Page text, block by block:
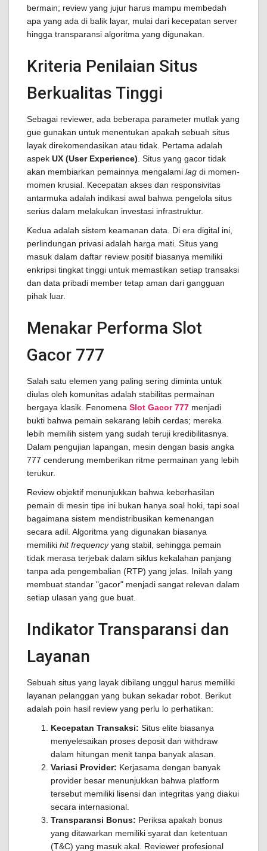
bermain; review yang jujur harus mampu membedah
apa yang ada di balik layar, mulai dari kecepatan server
hingga transparansi algoritma yang digunakan.
Kriteria Penilaian Situs
Berkualitas Tinggi
Sebagai reviewer, ada beberapa parameter mutlak yang
gue gunakan untuk menentukan apakah sebuah situs
layak direkomendasikan atau tidak. Pertama adalah
aspek UX (User Experience) . Situs yang gacor tidak
akan membiarkan pemainnya mengalami lag di momen-
momen krusial. Kecepatan akses dan responsivitas
antarmuka adalah indikasi awal bahwa pengelola situs
serius dalam melakukan investasi infrastruktur.
Kedua adalah sistem keamanan data. Di era digital ini,
perlindungan privasi adalah harga mati. Situs yang
masuk dalam daftar review positif biasanya memiliki
enkripsi tingkat tinggi untuk memastikan setiap transaksi
dan data pribadi member tetap aman dari gangguan
pihak luar.
Menakar Performa Slot
Gacor 777
Salah satu elemen yang paling sering diminta untuk
diulas oleh komunitas adalah stabilitas permainan
bergaya klasik. Fenomena Slot Gacor 777 menjadi
bukti bahwa pemain sekarang lebih cerdas; mereka
lebih memilih sistem yang sudah teruji kredibilitasnya.
Dalam pengujian lapangan, mesin dengan basis angka
777 cenderung memberikan ritme permainan yang lebih
terukur.
Review objektif menunjukkan bahwa keberhasilan
pemain di mesin tipe ini bukan hanya soal hoki, tapi soal
bagaimana sistem mendistribusikan kemenangan
secara adil. Algoritma yang digunakan biasanya
memiliki hit frequencyyang stabil, sehingga pemain
tidak merasa terjebak dalam siklus kekalahan panjang
tanpa ada pengembalian (RTP) yang jelas. Inilah yang
membuat standar "gacor" menjadi sangat relevan dalam
setiap ulasan yang gue buat.
Indikator Transparansi dan
Layanan
Sebuah situs yang layak dibilang unggul harus memiliki
layanan pelanggan yang bukan sekadar robot. Berikut
adalah poin hasil review yang perlu lo perhatikan:
Kecepatan Transaksi: Situs elite biasanya
menyelesaikan proses deposit dan withdraw
dalam hitungan menit tanpa banyak alasan.
Variasi Provider: Kerjasama dengan banyak
provider besar menunjukkan bahwa platform
tersebut memiliki lisensi dan integritas yang diakui
secara internasional.
Transparansi Bonus: Periksa apakah bonus
yang ditawarkan memiliki syarat dan ketentuan
(T&C) yang masuk akal. Reviewer profesional